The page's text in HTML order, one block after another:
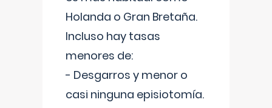
Holanda o Gran Bretaña.
Incluso hay tasas
menores de:
- Desgarros y menor o
casi ninguna episiotomía.